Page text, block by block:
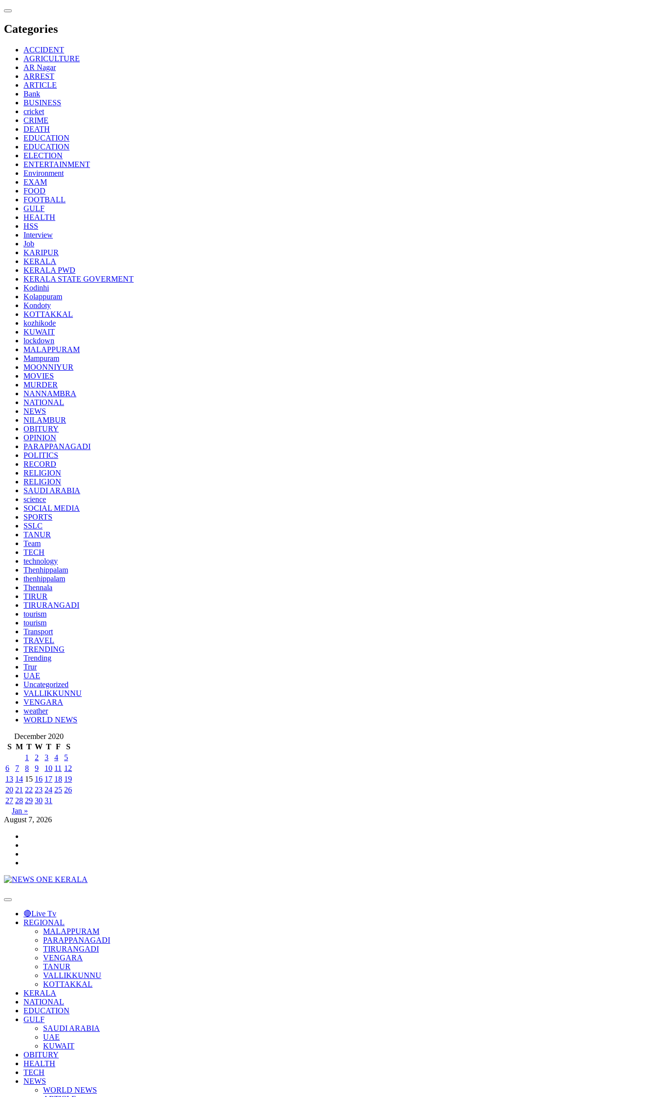
Skip
content
Categories
ACCIDENT
AGRICULTURE
AR Nagar
ARREST
ARTICLE
Bank
BUSINESS
cricket
CRIME
DEATH
EDUCATION
EDUCATION
ELECTION
ENTERTAINMENT
Environment
EXAM
FOOD
FOOTBALL
GULF
HEALTH
HSS
Interview
Job
KARIPUR
KERALA
KERALA PWD
KERALA STATE GOVERMENT
Kodinhi
Kolappuram
Kondoty
KOTTAKKAL
kozhikode
KUWAIT
lockdown
MALAPPURAM
Mampuram
MOONNIYUR
MOVIES
MURDER
NANNAMBRA
NATIONAL
NEWS
NILAMBUR
OBITURY
OPINION
PARAPPANAGADI
POLITICS
RECORD
RELIGION
RELIGION
SAUDI ARABIA
science
SOCIAL MEDIA
SPORTS
SSLC
TANUR
Team
TECH
technology
Thenhippalam
thenhippalam
Thennala
TIRUR
TIRURANGADI
tourism
tourism
Transport
TRAVEL
TRENDING
Trending
Trur
UAE
Uncategorized
VALLIKKUNNU
VENGARA
weather
WORLD NEWS
December 2020
S M T W T F
S
1
2 3 4
5
6
7 8 9 10 11 12
13 14 15 16 17 18 19
20 21 22 23 24 25 26
27 28 29 30 31
Jan »
August 7, 2026
Primary
🔴Live Tv
REGIONAL
MALAPPURAM
PARAPPANAGADI
TIRURANGADI
VENGARA
TANUR
VALLIKKUNNU
KOTTAKKAL
KERALA
NATIONAL
EDUCATION
GULF
SAUDI ARABIA
UAE
KUWAIT
OBITURY
HEALTH
TECH
NEWS
WORLD NEWS